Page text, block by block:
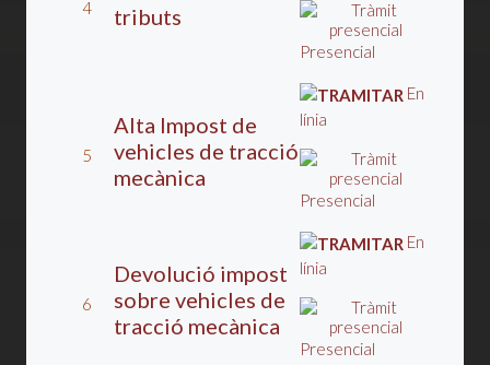
4
tributs
Presencial
5
Alta Impost de
vehicles de tracció
mecànica
En
línia
Presencial
6
Devolució impost
sobre vehicles de
tracció mecànica
En
línia
Presencial